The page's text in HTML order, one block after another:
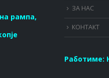
рампа,
ЗА НАС
КОНТАКТ
Работиме: